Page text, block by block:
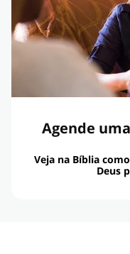
Agende
Veja na Bíblia
Deus